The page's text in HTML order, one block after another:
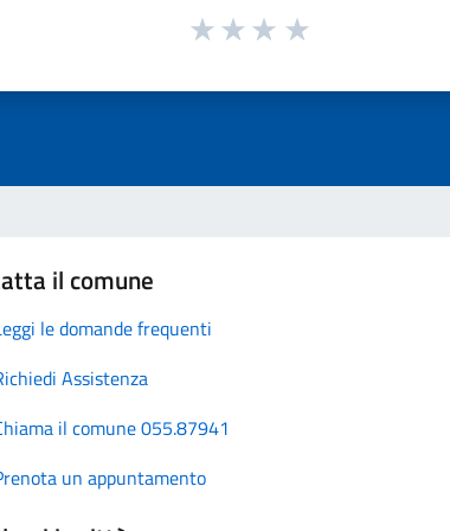
il comune
le domande frequenti
Assistenza
il comune 055.87941
un appuntamento